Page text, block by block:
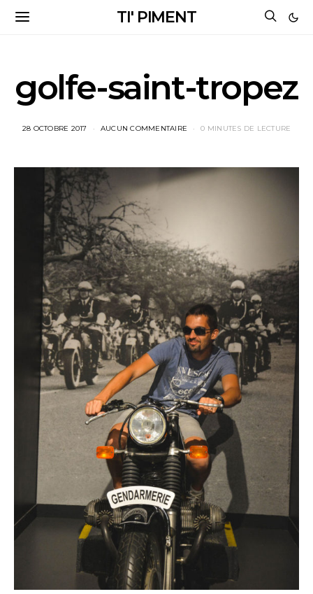
TI' PIMENT
golfe-saint-tropez
28 OCTOBRE 2017 AUCUN COMMENTAIRE 0 MINUTES DE LECTURE